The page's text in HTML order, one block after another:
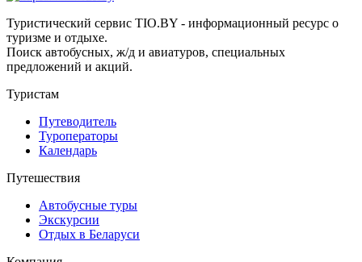
Туристический сервис TIO.BY - информационный ресурс о
туризме и отдыхе.
Поиск автобусных, ж/д и авиатуров, специальных
предложений и акций.
Туристам
Путеводитель
Туроператоры
Календарь
Путешествия
Автобусные туры
Экскурсии
Отдых в Беларуси